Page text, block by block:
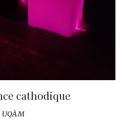
cathodique
UQÀM